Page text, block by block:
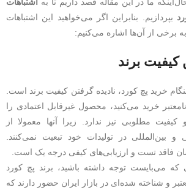
بپردازیم. بنابراین اگر می‌خواهید این اشتباهات
به برخی از آن‌ها اشاره می‌کنیم:
کیفیت برند
خرید پچ کورد، نادیده گرفتن کیفیت برند است.
خرید می‌کنید، محصول غیرقابل اعتمادی را
مطلوبی نیز ندارد. زیرا آنها معمولا از
و بین‌المللی در تولیدات خود تبعیت نمی‌کنند.
فاقد تست و ارزیابی‌های کیفی درجه یک است.
که می‌بایست توجه داشته باشید، برند پچ کورد
و شناخته شده‌ای در بازار ایران حضور دارند که